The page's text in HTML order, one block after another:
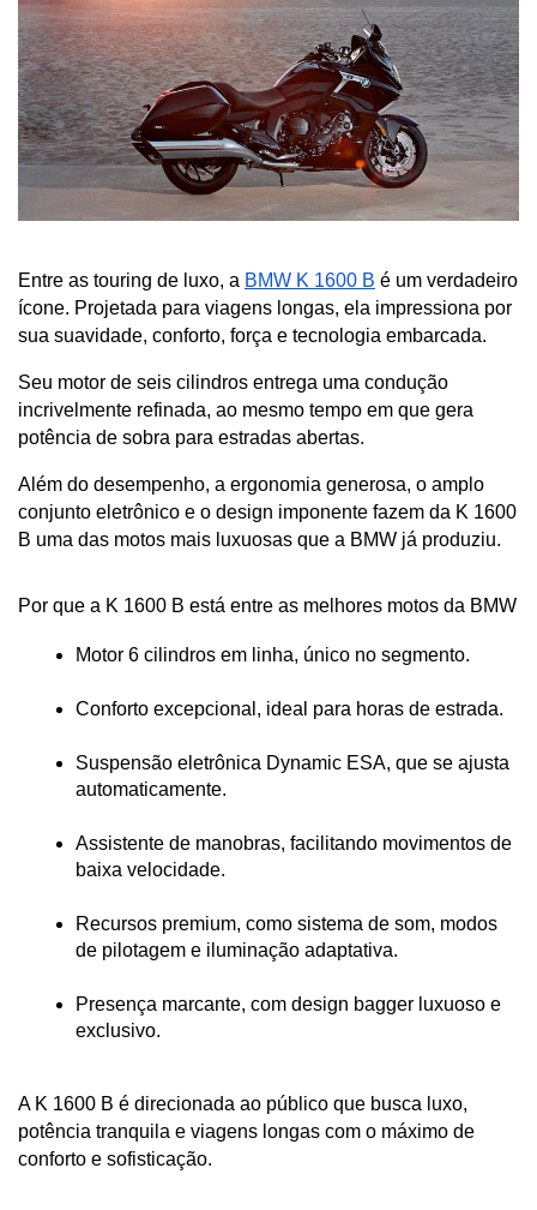
Entre as touring de luxo, a BMW K 1600 B é um verdadeiro
ícone. Projetada para viagens longas, ela impressiona por
sua suavidade, conforto, força e tecnologia embarcada.
Seu motor de seis cilindros entrega uma condução
incrivelmente refinada, ao mesmo tempo em que gera
potência de sobra para estradas abertas.
Além do desempenho, a ergonomia generosa, o amplo
conjunto eletrônico e o design imponente fazem da K 1600
B uma das motos mais luxuosas que a BMW já produziu.
Por que a K 1600 B está entre as melhores motos da BMW
Motor 6 cilindros em linha, único no segmento.
Conforto excepcional, ideal para horas de estrada.
Suspensão eletrônica Dynamic ESA, que se ajusta
automaticamente.
Assistente de manobras, facilitando movimentos de
baixa velocidade.
Recursos premium, como sistema de som, modos
de pilotagem e iluminação adaptativa.
Presença marcante, com design bagger luxuoso e
exclusivo.
A K 1600 B é direcionada ao público que busca luxo,
potência tranquila e viagens longas com o máximo de
conforto e sofisticação.